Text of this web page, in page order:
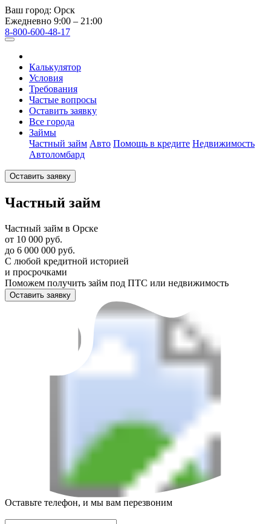
Ваш город: Орск
Ежедневно 9:00 – 21:00
8-800-600-48-17
Калькулятор
Условия
Требования
Частые вопросы
Оставить заявку
Все города
Займы
Частный займ Авто Помощь в кредите Недвижимость
Автоломбард
Оставить заявку
Частный займ
Частный займ в Орске
от 10 000 руб.
до 6 000 000 руб.
С любой кредитной историей
и просрочками
Поможем получить займ под ПТС или недвижимость
Оставить заявку
Оставьте телефон, и мы вам перезвоним